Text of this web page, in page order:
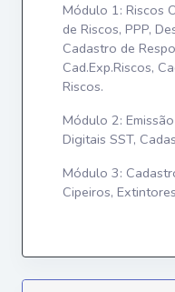
Módulo 1: Riscos
de Riscos, PPP,
Cadastro de
Cad.Exp.Riscos,
Riscos.
Módulo 2:
Digitais SST,
Módulo 3:
Cipeiros,